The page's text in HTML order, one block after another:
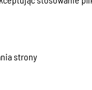
strony